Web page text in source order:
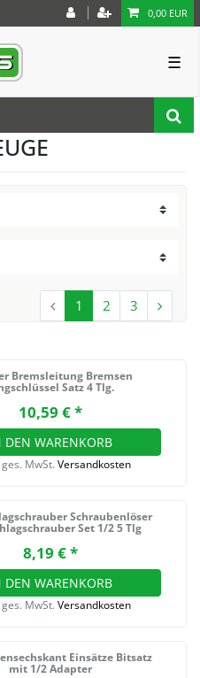
0,00 EUR
☰
1 2 3
Bremsleitung Bremsen
Satz 4 Tlg.
10,59 € *
DEN WARENKORB
MwSt. Versandkosten
Schraubenlöser
Set 1/2 5 Tlg
8,19 € *
DEN WARENKORB
MwSt. Versandkosten
Einsätze Bitsatz
mit 1/2 Adapter